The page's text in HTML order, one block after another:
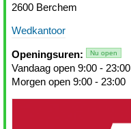
2600 Berchem
Wedkantoor
Openingsuren: Nu open
Vandaag open 9:00 - 23:00
Morgen open 9:00 - 23:00